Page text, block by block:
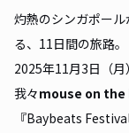
灼熱のシンガポー
る、11日間の旅路。
2025年11月3日（月）
我々mouse on the
『Baybeats